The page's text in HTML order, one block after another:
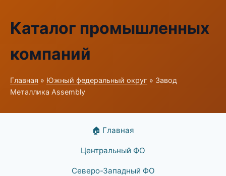
Каталог промышленных
компаний
Главная » Южный федеральный округ » Завод
Металлика Assembly
🏠 Главная
Центральный ФО
Северо-Западный ФО